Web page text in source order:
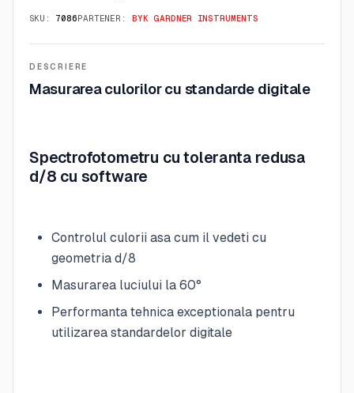
SKU: 7086PARTENER: BYK GARDNER INSTRUMENTS
DESCRIERE
Masurarea culorilor cu standarde digitale
Spectrofotometru cu toleranta redusa
d/8 cu software
Controlul culorii asa cum il vedeti cu
geometria d/8
Masurarea luciului la 60°
Performanta tehnica exceptionala pentru
utilizarea standardelor digitale